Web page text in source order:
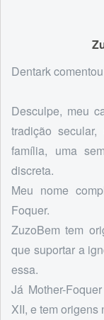
Dentark
Desculpe, meu
tradição
família, uma
discreta.
Meu nome
Foquer.
ZuzoBem tem
que suportar a
essa.
Já Mother-
XII, e tem origens